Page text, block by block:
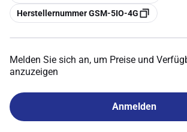
Kopieren
Herstellernummer GSM-5IO-4G
Melden Sie sich an, um Preise und
anzuzeigen
Anmelden